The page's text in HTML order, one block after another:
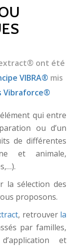
ont été
VIBRA® mis
Vibraforce®
qui entre
ou d’un
de différentes
et animale,
la sélection des
proposons.
, retrouver la
par familles,
et